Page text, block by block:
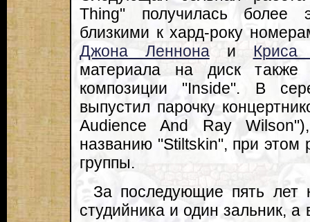
Thing" получилась более
близкими к хард-року
Джона Леннонаи Криса
материала на диск также
композиции "Inside". В
выпустил парочку
Audience And Ray
названию "Stiltskin", при этом
группы.
За последующие пять лет
студийника и один зальник,